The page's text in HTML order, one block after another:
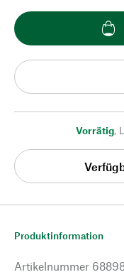
Vorrätig,
Produktinformation
Artikelnummer